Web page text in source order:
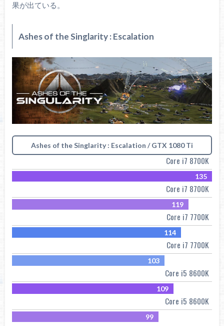
果が出ている。
Ashes of the Singlarity : Escalation
Ashes of the Singlarity : Escalation / GTX 1080 Ti
Core i7 8700K
135
Core i7 8700K
119
Core i7 7700K
114
Core i7 7700K
103
Core i5 8600K
109
Core i5 8600K
99